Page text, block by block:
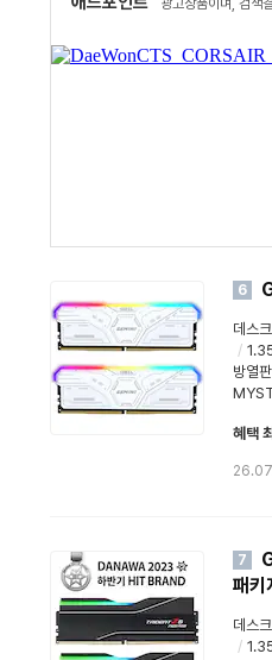
광고상품이며, 검색
6
데스
/
방열판
혜택
7
패키
데스
/